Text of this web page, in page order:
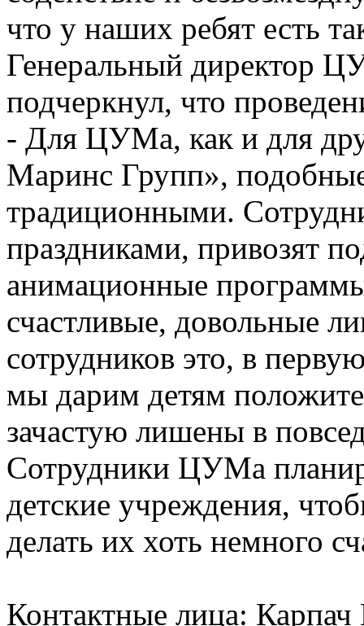
что у наших ребят есть
Генеральный директор
подчеркнул, что
- Для ЦУМа, как и для
Маринс Групп»,
традиционными.
праздниками, привозят
анимационные
счастливые, довольные
сотрудников это, в
мы дарим детям
зачастую лишены в
Сотрудники ЦУМа
детские учреждения,
делать их хоть немного
Контактные лица: Карпач